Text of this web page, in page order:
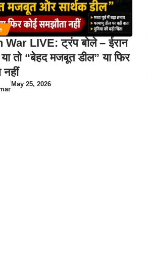
LIVE: ट्रंप बोले – ईरान
तो “बेहद मजबूत डील” या फिर
नहीं
May 25, 2026